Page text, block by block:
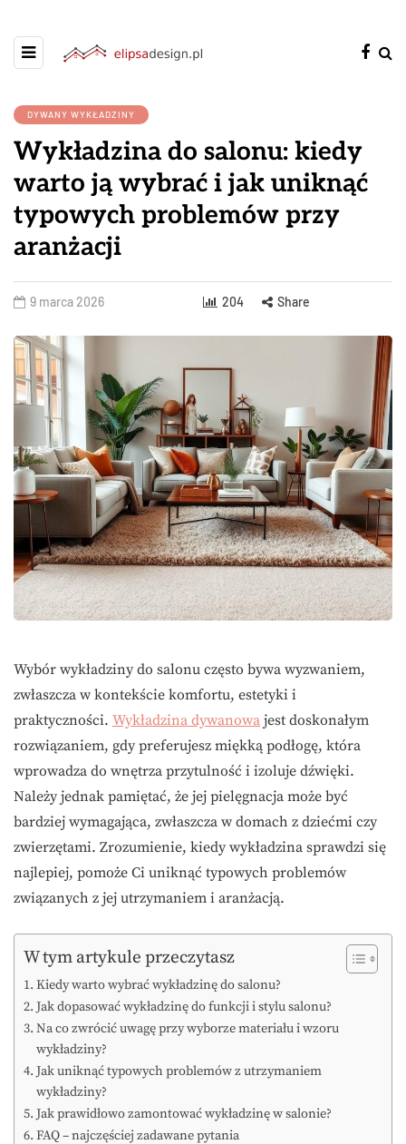
DYWANY WYKŁADZINY
Wykładzina do salonu: kiedy
warto ją wybrać i jak uniknąć
typowych problemów przy
aranżacji
9 marca 2026 204 Share
Wybór wykładziny do salonu często bywa wyzwaniem,
zwłaszcza w kontekście komfortu, estetyki i
praktyczności. Wykładzina dywanowa jest doskonałym
rozwiązaniem, gdy preferujesz miękką podłogę, która
wprowadza do wnętrza przytulność i izoluje dźwięki.
Należy jednak pamiętać, że jej pielęgnacja może być
bardziej wymagająca, zwłaszcza w domach z dziećmi czy
zwierzętami. Zrozumienie, kiedy wykładzina sprawdzi się
najlepiej, pomoże Ci uniknąć typowych problemów
związanych z jej utrzymaniem i aranżacją.
W tym artykule przeczytasz
Kiedy warto wybrać wykładzinę do salonu?
Jak dopasować wykładzinę do funkcji i stylu salonu?
Na co zwrócić uwagę przy wyborze materiału i wzoru
wykładziny?
Jak uniknąć typowych problemów z utrzymaniem
wykładziny?
Jak prawidłowo zamontować wykładzinę w salonie?
FAQ – najczęściej zadawane pytania